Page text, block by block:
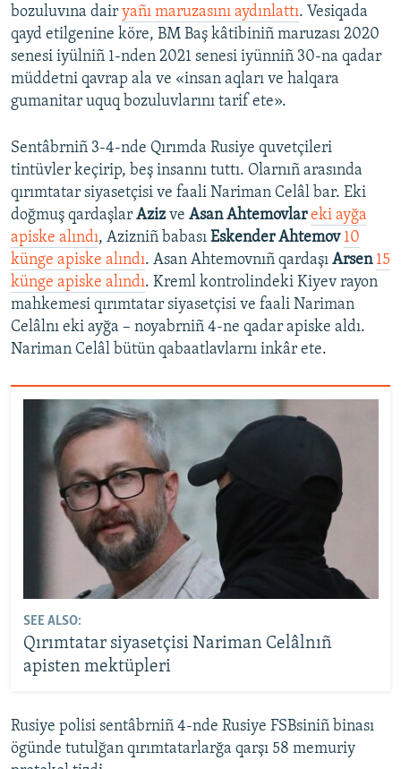
bozuluvına dair yañı maruzasını aydınlattı. Vesiqada
qayd etilgenine köre, BM Baş kâtibiniñ maruzası 2020
senesi iyülniñ 1-nden 2021 senesi iyünniñ 30-na qadar
müddetni qavrap ala ve «insan aqları ve halqara
gumanitar uquq bozuluvlarını tarif ete».
Sentâbrniñ 3-4-nde Qırımda Rusiye quvetçileri
tintüvler keçirip, beş insannı tuttı. Olarnıñ arasında
qırımtatar siyasetçisi ve faali Nariman Celâl bar. Eki
doğmuş qardaşlar Azizve Asan Ahtemovlar eki ayğa
apiske alındı, Azizniñ babası Eskender Ahtemov 10
künge apiske alındı. Asan Ahtemovnıñ qardaşı Arsen 15
künge apiske alındı. Kreml kontrolindeki Kiyev rayon
mahkemesi qırımtatar siyasetçisi ve faali Nariman
Celâlnı eki ayğa – noyabrniñ 4-ne qadar apiske aldı.
Nariman Celâl bütün qabaatlavlarnı inkâr ete.
SEE ALSO:
Qırımtatar siyasetçisi Nariman Celâlnıñ
apisten mektüpleri
Rusiye polisi sentâbrniñ 4-nde Rusiye FSBsiniñ binası
ögünde tutulğan qırımtatarlarğa qarşı 58 memuriy